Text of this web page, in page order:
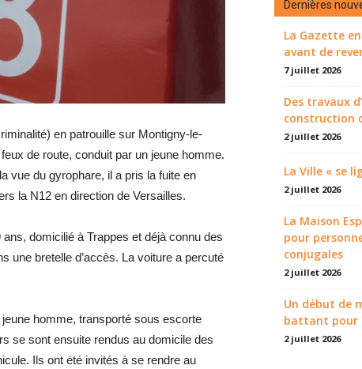
en patrouille sur Montigny-le-
de route, conduit par un jeune homme.
vue du gyrophare, il a pris la fuite en
la N12 en direction de Versailles.
domicilié à Trappes et déjà connu des
une bretelle d’accès. La voiture a percuté
homme, transporté sous escorte
se sont ensuite rendus au domicile des
Ils ont été invités à se rendre au
Dernières
La Gazette
avant de
7 juillet 2026
Des travaux
construction
2 juillet 2026
La Ville « se
2 juillet 2026
La Maison
pour
conjugales
2 juillet 2026
Un début de
battant pour
2 juillet 2026